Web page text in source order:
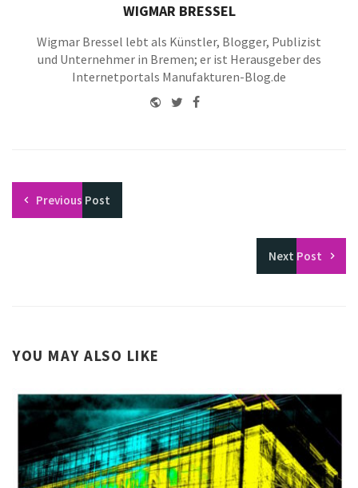
WIGMAR BRESSEL
Wigmar Bressel lebt als Künstler, Blogger, Publizist
und Unternehmer in Bremen; er ist Herausgeber des
Internetportals Manufakturen-Blog.de
WebsiteTwitterFacebook
Previous Post
Next Post
YOU MAY ALSO LIKE